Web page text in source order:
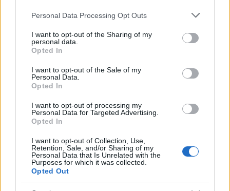
Please note that this website/app uses one or more Google
not limited to your visit or usage behaviour. You may click to
grant or deny consent to Google and its third-party tags to
use your data for below specified purposes in below Google
consent section.
Personal Data Processing Opt Outs
I want to opt-out of the Sharing of my
personal data.
Opted In
I want to opt-out of the Sale of my
Personal Data.
Opted In
I want to opt-out of processing my
Personal Data for Targeted Advertising.
Opted In
I want to opt-out of Collection, Use,
Retention, Sale, and/or Sharing of my
Personal Data that Is Unrelated with the
Purposes for which it was collected.
Opted Out
29/06/2024 - 22:04
το Πανελλήνιο ρεκόρ με 5,93μ.
Ο Καραλής 9 μέρες αφότου έσπασε το
πανελλήνιο ρεκόρ με άλμα στα 5,92μ., το
κατέρριψε εκ νέου, πετώντας στα 5,93μ. στο